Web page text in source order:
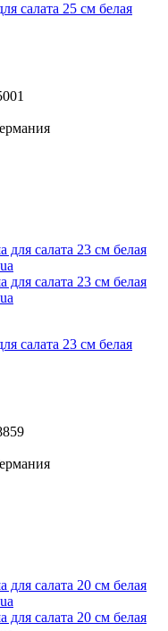
салата 25 см белая
салата 23 см белая